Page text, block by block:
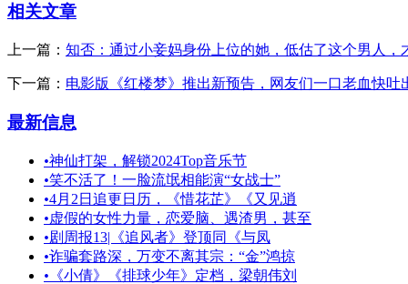
相关文章
上一篇： 知否：通过小妾妈身份上位的她，低估了这个男人，
下一篇： 电影版《红楼梦》推出新预告，网友们一口老血快吐
最新信息
•神仙打架，解锁2024Top音乐节
•笑不活了！一脸流氓相能演“女战士”
•4月2日追更日历，《惜花芷》《又见逍
•虚假的女性力量，恋爱脑、遇渣男，甚至
•剧周报13|《追风者》登顶同《与凤
•诈骗套路深，万变不离其宗：“金”鸿掠
• 《小倩》《排球少年》定档，梁朝伟刘